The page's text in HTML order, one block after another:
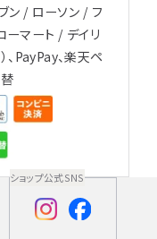
ン / ローソン / フ
ーマート / デイリ
、PayPay、楽天ペ
ショップ公式SNS